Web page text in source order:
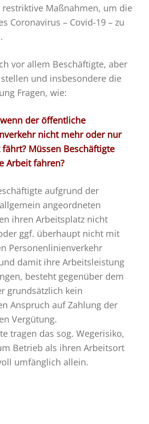
Maßnahmen, um die
Coronavirus – Covid-19 – zu
vor allem Beschäftigte, aber
und insbesondere die
Fragen, wie:
der öffentliche
nicht mehr oder nur
Müssen Beschäftigte
Arbeit fahren?
aufgrund der
angeordneten
ihren Arbeitsplatz nicht
ggf. überhaupt nicht mit
Personenlinienverkehr
damit ihre Arbeitsleistung
besteht gegenüber dem
grundsätzlich kein
Anspruch auf Zahlung der
Vergütung.
tragen das sog. Wegerisiko,
Betrieb als ihren Arbeitsort
umfänglich allein.